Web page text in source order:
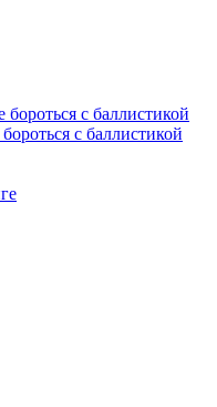
с баллистикой